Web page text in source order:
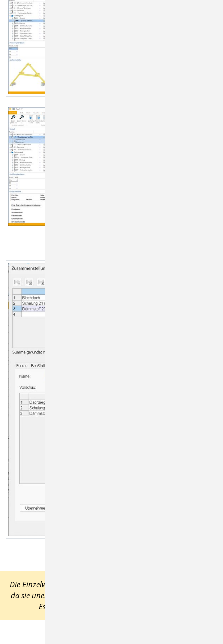
Die Einzelwertübernahme bietet ein hohes Maß an Flexibilität,
da sie uneingeschränkt und überall verwendet werden kann.
Es ist jeder Lastwert einzeln zu übernehmen.